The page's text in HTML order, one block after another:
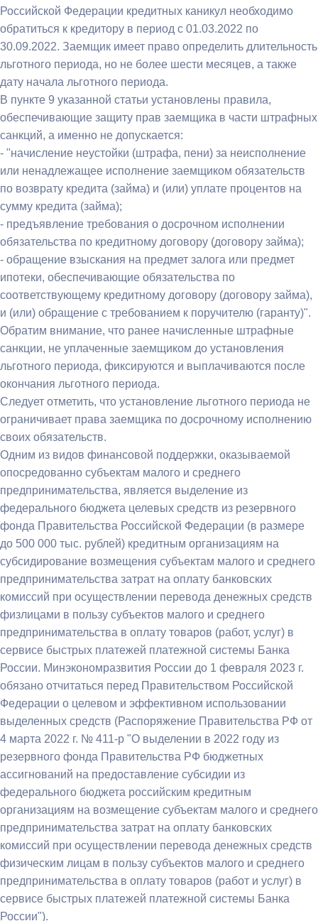
Российской Федерации кредитных каникул необходимо
обратиться к кредитору в период с 01.03.2022 по
30.09.2022. Заемщик имеет право определить длительность
льготного периода, но не более шести месяцев, а также
дату начала льготного периода.
В пункте 9 указанной статьи установлены правила,
обеспечивающие защиту прав заемщика в части штрафных
санкций, а именно не допускается:
- "начисление неустойки (штрафа, пени) за неисполнение
или ненадлежащее исполнение заемщиком обязательств
по возврату кредита (займа) и (или) уплате процентов на
сумму кредита (займа);
- предъявление требования о досрочном исполнении
обязательства по кредитному договору (договору займа);
- обращение взыскания на предмет залога или предмет
ипотеки, обеспечивающие обязательства по
соответствующему кредитному договору (договору займа),
и (или) обращение с требованием к поручителю (гаранту)".
Обратим внимание, что ранее начисленные штрафные
санкции, не уплаченные заемщиком до установления
льготного периода, фиксируются и выплачиваются после
окончания льготного периода.
Следует отметить, что установление льготного периода не
ограничивает права заемщика по досрочному исполнению
своих обязательств.
Одним из видов финансовой поддержки, оказываемой
опосредованно субъектам малого и среднего
предпринимательства, является выделение из
федерального бюджета целевых средств из резервного
фонда Правительства Российской Федерации (в размере
до 500 000 тыс. рублей) кредитным организациям на
субсидирование возмещения субъектам малого и среднего
предпринимательства затрат на оплату банковских
комиссий при осуществлении перевода денежных средств
физлицами в пользу субъектов малого и среднего
предпринимательства в оплату товаров (работ, услуг) в
сервисе быстрых платежей платежной системы Банка
России. Минэкономразвития России до 1 февраля 2023 г.
обязано отчитаться перед Правительством Российской
Федерации о целевом и эффективном использовании
выделенных средств (Распоряжение Правительства РФ от
4 марта 2022 г. № 411-р "О выделении в 2022 году из
резервного фонда Правительства РФ бюджетных
ассигнований на предоставление субсидии из
федерального бюджета российским кредитным
организациям на возмещение субъектам малого и среднего
предпринимательства затрат на оплату банковских
комиссий при осуществлении перевода денежных средств
физическим лицам в пользу субъектов малого и среднего
предпринимательства в оплату товаров (работ и услуг) в
сервисе быстрых платежей платежной системы Банка
России").